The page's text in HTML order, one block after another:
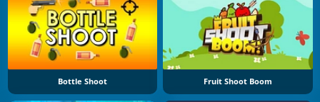
Bottle Shoot Fruit Shoot Boom